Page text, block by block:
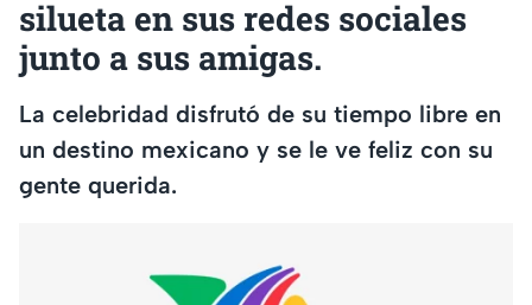
silueta en sus redes sociales
junto a sus amigas.
La celebridad disfrutó de su tiempo libre en
un destino mexicano y se le ve feliz con su
gente querida.